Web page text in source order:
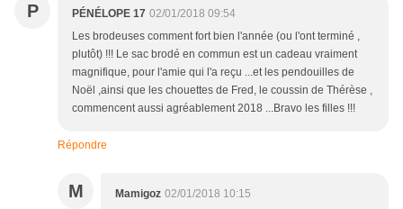
P PÉNÉLOPE 17 02/01/2018 09:54
Les brodeuses comment fort bien l'année (ou l'ont terminé ,
plutôt) !!! Le sac brodé en commun est un cadeau vraiment
magnifique, pour l'amie qui l'a reçu ...et les pendouilles de
Noël ,ainsi que les chouettes de Fred, le coussin de Thérèse ,
commencent aussi agréablement 2018 ...Bravo les filles !!!
Répondre
M Mamigoz 02/01/2018 10:15